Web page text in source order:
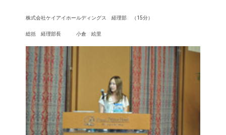
株式会社ケイアイホールディングス 経理部 （15分）
総括 経理部長 小倉 絵里